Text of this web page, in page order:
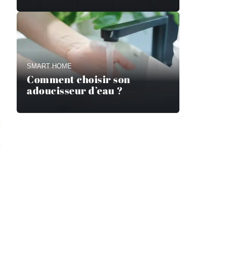
SMART HOME
Comment choisir son
adoucisseur d’eau ?